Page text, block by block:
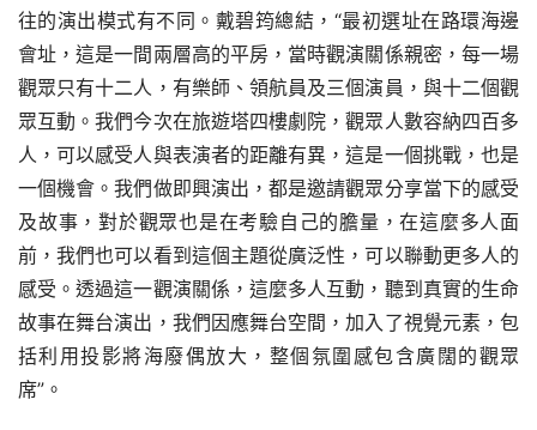
往的演出模式有不同。戴碧筠總結，“最初選址在路環海邊
會址，這是一間兩層高的平房，當時觀演關係親密，每一場
觀眾只有十二人，有樂師、領航員及三個演員，與十二個觀
眾互動。我們今次在旅遊塔四樓劇院，觀眾人數容納四百多
人，可以感受人與表演者的距離有異，這是一個挑戰，也是
一個機會。我們做即興演出，都是邀請觀眾分享當下的感受
及故事，對於觀眾也是在考驗自己的膽量，在這麼多人面
前，我們也可以看到這個主題從廣泛性，可以聯動更多人的
感受。透過這一觀演關係，這麼多人互動，聽到真實的生命
故事在舞台演出，我們因應舞台空間，加入了視覺元素，包
括利用投影將海廢偶放大，整個氛圍感包含廣闊的觀眾
席”。